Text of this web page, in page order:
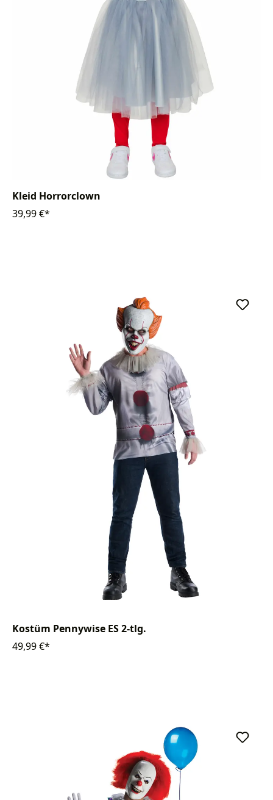
Kleid Horrorclown
39,99 €*
Kostüm Pennywise ES 2-tlg.
49,99 €*